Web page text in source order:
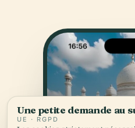
Une petite demande au
UE · RGPD